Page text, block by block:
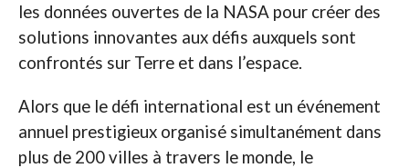
les données ouvertes de la NASA pour créer des
solutions innovantes aux défis auxquels sont
confrontés sur Terre et dans l’espace.
Alors que le défi international est un événement
annuel prestigieux organisé simultanément dans
plus de 200 villes à travers le monde, le